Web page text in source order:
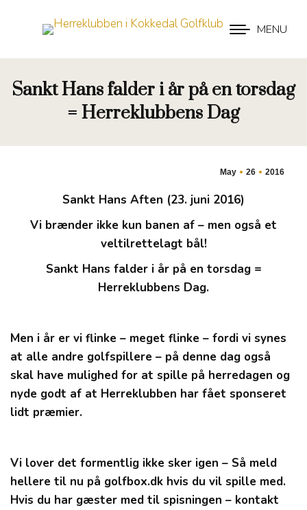
MENU
Sankt Hans falder i år på en torsdag
= Herreklubbens Dag
May 26 2016
Sankt Hans Aften (23. juni 2016)
Vi brænder ikke kun banen af – men også et
veltilrettelagt bål!
Sankt Hans falder i år på en torsdag =
Herreklubbens Dag.
Men i år er vi flinke – meget flinke – fordi vi synes
at alle andre golfspillere – på denne dag også
skal have mulighed for at spille på herredagen og
nyde godt af at Herreklubben har fået sponseret
lidt præmier.
Vi lover det formentlig ikke sker igen – Så meld
hellere til nu på golfbox.dk hvis du vil spille med.
Hvis du har gæster med til spisningen – kontakt